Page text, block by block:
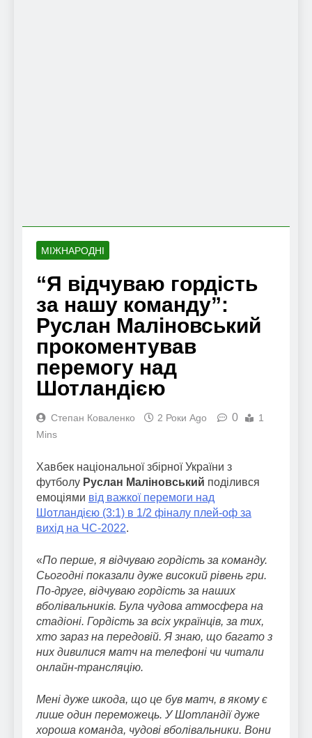
МІЖНАРОДНІ
“Я відчуваю гордість
за нашу команду”:
Руслан Маліновський
прокоментував
перемогу над
Шотландією
Степан Коваленко 2 Роки Ago 0
1
Mins
Хавбек національної збірної України з
футболу Руслан Маліновський поділився
емоціями від важкої перемоги над
Шотландією (3:1) в 1/2 фіналу плей-оф за
вихід на ЧС-2022.
«По перше, я відчуваю гордість за команду.
Сьогодні показали дуже високий рівень гри.
По-друге, відчуваю гордість за наших
вболівальників. Була чудова атмосфера на
стадіоні. Гордість за всіх українців, за тих,
хто зараз на передовій. Я знаю, що багато з
них дивилися матч на телефоні чи читали
онлайн-трансляцію.
Мені дуже шкода, що це був матч, в якому є
лише один переможець. У Шотландії дуже
хороша команда, чудові вболівальники. Вони